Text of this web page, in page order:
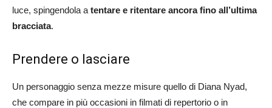
luce, spingendola a tentare e ritentare ancora fino all’ultima
bracciata.
Prendere o lasciare
Un personaggio senza mezze misure quello di Diana Nyad,
che compare in più occasioni in filmati di repertorio o in